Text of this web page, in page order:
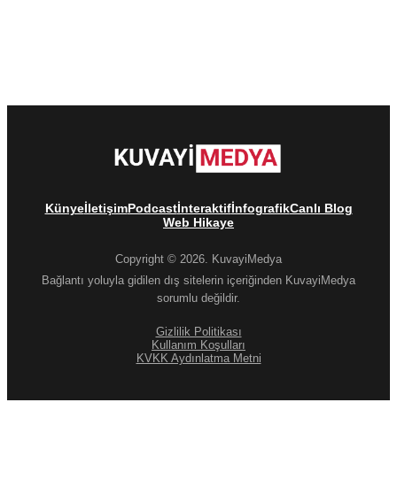
KünyeİletişimPodcastİnteraktifİnfografikCanlı Blog
Web Hikaye
Copyright © 2026. KuvayiMedya
Bağlantı yoluyla gidilen dış sitelerin içeriğinden KuvayiMedya
sorumlu değildir.
Gizlilik Politikası
Kullanım Koşulları
KVKK Aydınlatma Metni